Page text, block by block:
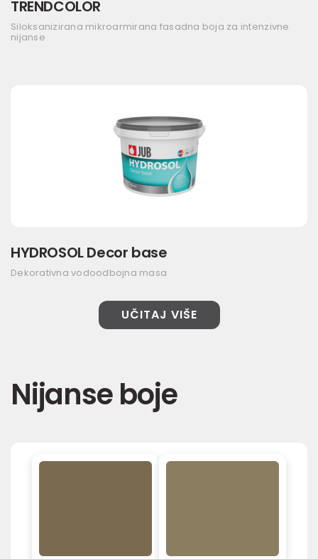
TRENDCOLOR
Siloksanizirana mikroarmirana fasadna boja za intenzivne
nijanse
HYDROSOL Decor base
Dekorativna vodoodbojna masa
UČITAJ VIŠE
Nijanse boje